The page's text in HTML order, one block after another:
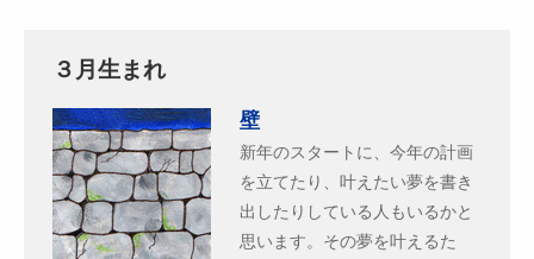
３月生まれ
壁
新年のスタートに、今年の計画
を立てたり、叶えたい夢を書き
出したりしている人もいるかと
思います。その夢を叶えるた